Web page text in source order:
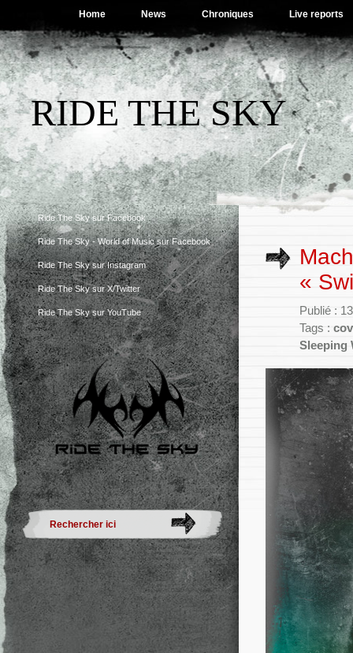
Home News Chroniques Live reports
RIDE THE SKY
Ride The Sky sur Facebook
Ride The Sky - World of Music sur Facebook
Ride The Sky sur Instagram
Ride The Sky sur X/Twitter
Ride The Sky sur YouTube
«
Publié :
Tags :
Sleeping